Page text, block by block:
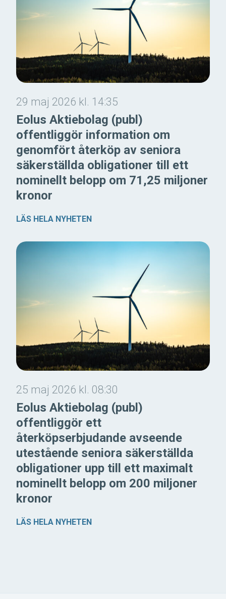
29 maj 2026 kl. 14:35
Eolus Aktiebolag (publ)
offentliggör information om
genomfört återköp av seniora
säkerställda obligationer till ett
nominellt belopp om 71,25 miljoner
kronor
LÄS HELA NYHETEN
25 maj 2026 kl. 08:30
Eolus Aktiebolag (publ)
offentliggör ett
återköpserbjudande avseende
utestående seniora säkerställda
obligationer upp till ett maximalt
nominellt belopp om 200 miljoner
kronor
LÄS HELA NYHETEN